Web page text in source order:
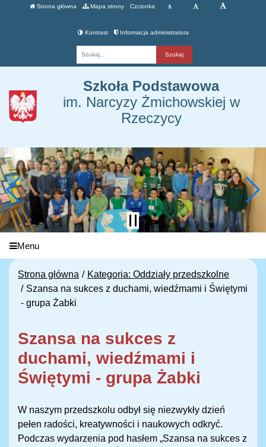
Strona główna Mapa strony Czcionka
Kontrast Informacja administratora
Szkoła Podstawowa
im. Narcyzy Żmichowskiej w
Rzeczycy
Menu
Strona główna
Kategoria: Oddziały przedszkolne
Szansa na sukces z duchami, wiedźmami i Świętymi
- grupa Żabki
Szansa na sukces z
duchami, wiedźmami i
Świętymi - grupa Żabki
W naszym przedszkolu odbył się niezwykły dzień
pełen radości, kreatywności i naukowych odkryć.
Podczas wydarzenia pod hasłem „Szansa na sukces z